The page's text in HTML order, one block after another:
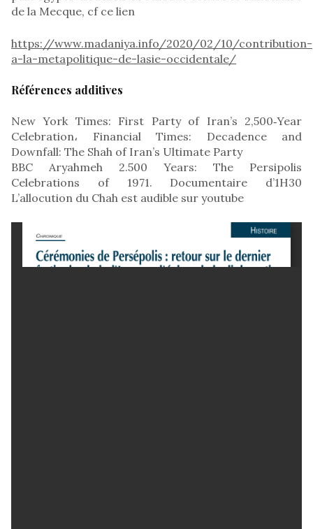
de la Mecque, cf ce lien
https://www.madaniya.info/2020/02/10/contribution-
a-la-metapolitique-de-lasie-occidentale/
Références additives
New York Times: First Party of Iran’s 2,500‐Year
Celebration، Financial Times: Decadence and
Downfall: The Shah of Iran’s Ultimate Party
BBC Aryahmeh 2.500 Years: The Persipolis
Celebrations of 1971. Documentaire d’1H30
L’allocution du Chah est audible sur youtube